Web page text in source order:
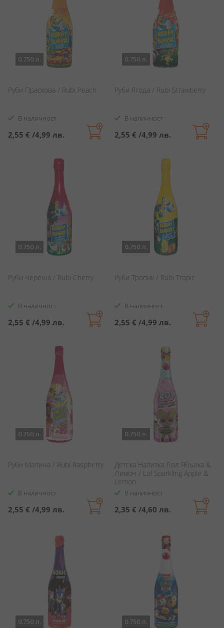
0.750 л.
Руби Праскова / Rubi Peach
В наличност
2,55 € /4,99 лв.
0.750 л.
Руби Ягода / Rubi Strawberry
В наличност
2,55 € /4,99 лв.
0.750 л.
Руби Череша / Rubi Cherry
В наличност
2,55 € /4,99 лв.
0.750 л.
Руби Тропик / Rubi Tropic
В наличност
2,55 € /4,99 лв.
0.750 л.
Руби Малина / Rubi Raspberry
В наличност
2,55 € /4,99 лв.
0.750 л.
Детска Напитка Лол Ябълка &
Лимон / Lol Sparkling Apple &
Lemon
В наличност
2,35 € /4,60 лв.
0.750 л. 0.750 л.